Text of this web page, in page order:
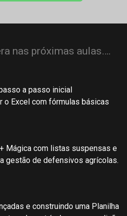
nas próximas aulas….
a passo inicial
o Excel com fórmulas básicas
Mágica com listas suspensas e
gestão de defensivos agrícolas.
e construindo uma Planilha